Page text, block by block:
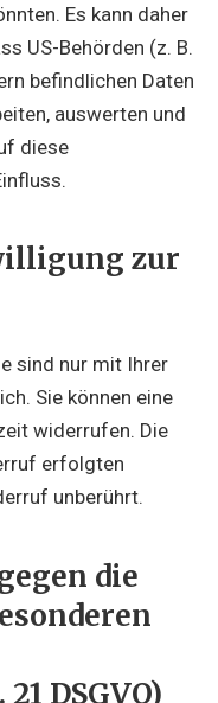
Es kann daher
US-Behörden (z. B.
befindlichen Daten
auswerten und
diese
zur
sind nur mit Ihrer
Sie können eine
widerrufen. Die
erfolgten
unberührt.
die
DSGVO)